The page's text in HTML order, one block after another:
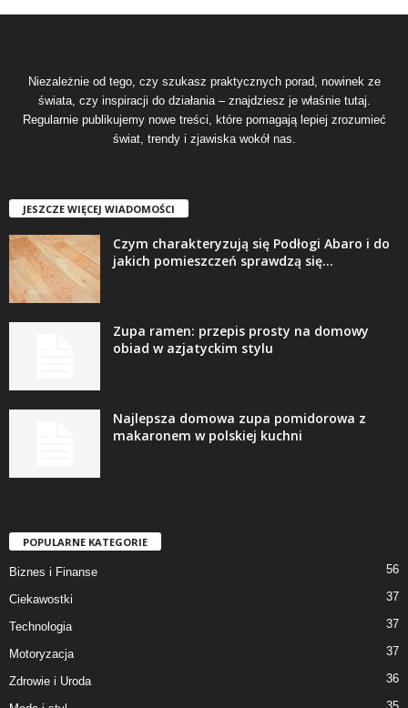
Niezależnie od tego, czy szukasz praktycznych porad, nowinek ze
świata, czy inspiracji do działania – znajdziesz je właśnie tutaj.
Regularnie publikujemy nowe treści, które pomagają lepiej zrozumieć
świat, trendy i zjawiska wokół nas.
JESZCZE WIĘCEJ WIADOMOŚCI
Czym charakteryzują się Podłogi Abaro i do
jakich pomieszczeń sprawdzą się...
Zupa ramen: przepis prosty na domowy
obiad w azjatyckim stylu
Najlepsza domowa zupa pomidorowa z
makaronem w polskiej kuchni
POPULARNE KATEGORIE
Biznes i Finanse 56
Ciekawostki 37
Technologia 37
Motoryzacja 37
Zdrowie i Uroda 36